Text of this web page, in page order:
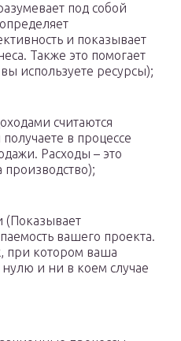
под собой
и показывает
Также это помогает
используете ресурсы);
считаются
в процессе
Расходы – это
(Показывает
вашего проекта.
при котором ваша
и ни в коем случае